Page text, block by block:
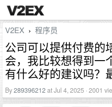
V2EX › 程序员
公司可以提供付费的
会，我比较想得到一
有什么好的建议吗？
By289396212at Jul 4, 2025 · 2001